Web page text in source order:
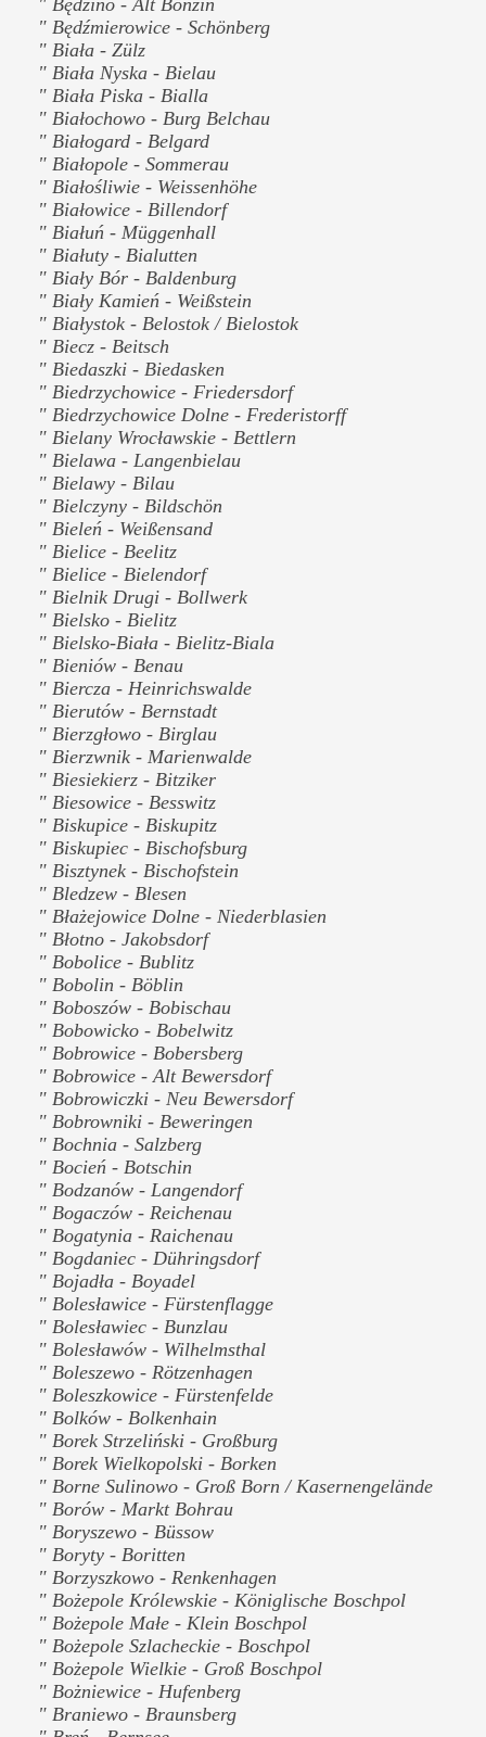
" Będźmierowice - Schönberg
" Biała - Zülz
" Biała Nyska - Bielau
" Biała Piska - Bialla
" Białochowo - Burg Belchau
" Białogard - Belgard
" Białopole - Sommerau
" Białośliwie - Weissenhöhe
" Białowice - Billendorf
" Białuń - Müggenhall
" Białuty - Bialutten
" Biały Bór - Baldenburg
" Biały Kamień - Weißstein
" Białystok - Belostok / Bielostok
" Biecz - Beitsch
" Biedaszki - Biedasken
" Biedrzychowice - Friedersdorf
" Biedrzychowice Dolne - Frederistorff
" Bielany Wrocławskie - Bettlern
" Bielawa - Langenbielau
" Bielawy - Bilau
" Bielczyny - Bildschön
" Bieleń - Weißensand
" Bielice - Beelitz
" Bielice - Bielendorf
" Bielnik Drugi - Bollwerk
" Bielsko - Bielitz
" Bielsko-Biała - Bielitz-Biala
" Bieniów - Benau
" Biercza - Heinrichswalde
" Bierutów - Bernstadt
" Bierzgłowo - Birglau
" Bierzwnik - Marienwalde
" Biesiekierz - Bitziker
" Biesowice - Besswitz
" Biskupice - Biskupitz
" Biskupiec - Bischofsburg
" Bisztynek - Bischofstein
" Bledzew - Blesen
" Błażejowice Dolne - Niederblasien
" Błotno - Jakobsdorf
" Bobolice - Bublitz
" Bobolin - Böblin
" Boboszów - Bobischau
" Bobowicko - Bobelwitz
" Bobrowice - Bobersberg
" Bobrowice - Alt Bewersdorf
" Bobrowiczki - Neu Bewersdorf
" Bobrowniki - Beweringen
" Bochnia - Salzberg
" Bocień - Botschin
" Bodzanów - Langendorf
" Bogaczów - Reichenau
" Bogatynia - Raichenau
" Bogdaniec - Dühringsdorf
" Bojadła - Boyadel
" Bolesławice - Fürstenflagge
" Bolesławiec - Bunzlau
" Bolesławów - Wilhelmsthal
" Boleszewo - Rötzenhagen
" Boleszkowice - Fürstenfelde
" Bolków - Bolkenhain
" Borek Strzeliński - Großburg
" Borek Wielkopolski - Borken
" Borne Sulinowo - Groß Born / Kasernengelände
" Borów - Markt Bohrau
" Boryszewo - Büssow
" Boryty - Boritten
" Borzyszkowo - Renkenhagen
" Bożepole Królewskie - Königlische Boschpol
" Bożepole Małe - Klein Boschpol
" Bożepole Szlacheckie - Boschpol
" Bożepole Wielkie - Groß Boschpol
" Bożniewice - Hufenberg
" Braniewo - Braunsberg